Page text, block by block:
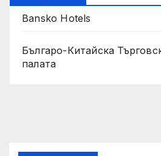
Bansko Hotels
Българо-Китайска
палaта